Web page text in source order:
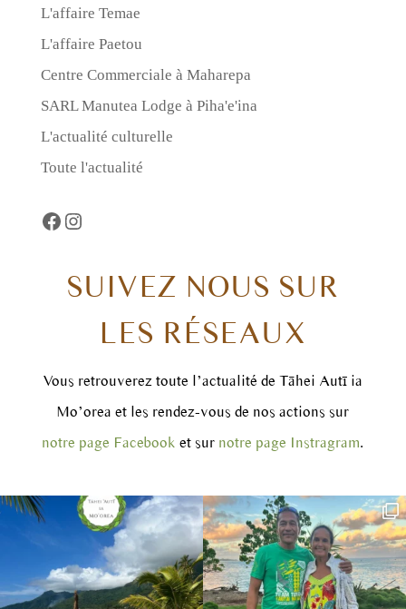
L'affaire Temae
L'affaire Paetou
Centre Commerciale à Maharepa
SARL Manutea Lodge à Piha'e'ina
L'actualité culturelle
Toute l'actualité
Facebook
https://www.instagram.com/
SUIVEZ NOUS SUR
LES RÉSEAUX
Vous retrouverez toute l’actualité de Tāhei Autī ia
Mo’orea et les rendez-vous de nos actions sur
notre page Facebook et sur notre page Instragram.